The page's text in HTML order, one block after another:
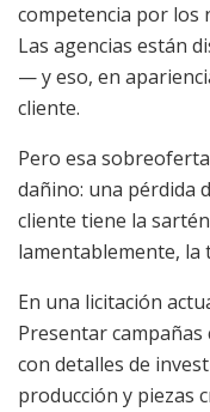
competencia por los
Las agencias están
— y eso, en
cliente.
Pero esa
dañino: una pérdida
cliente tiene la
lamentablemente, la
En una licitación
Presentar
con detalles de
producción y piezas